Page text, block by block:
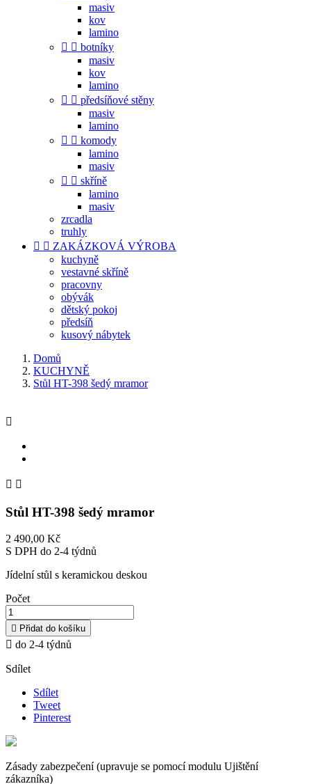
masiv
kov
lamino
  botníky
masiv
kov
lamino
  předsíňové stěny
masiv
lamino
  komody
lamino
masiv
  skříně
lamino
masiv
zrcadla
truhly
  ZAKÁZKOVÁ VÝROBA
kuchyně
vestavné skříně
pracovny
obývák
dětský pokoj
předsíň
kusový nábytek
Domů
KUCHYNĚ
Stůl HT-398 šedý mramor

 
Stůl HT-398 šedý mramor
2 490,00 Kč
S DPH do 2-4 týdnů
Jídelní stůl s keramickou deskou
Počet
 Přidat do košíku
 do 2-4 týdnů
Sdílet
Sdílet
Tweet
Pinterest
Zásady zabezpečení (upravuje se pomocí modulu Ujištění
zákazníka)